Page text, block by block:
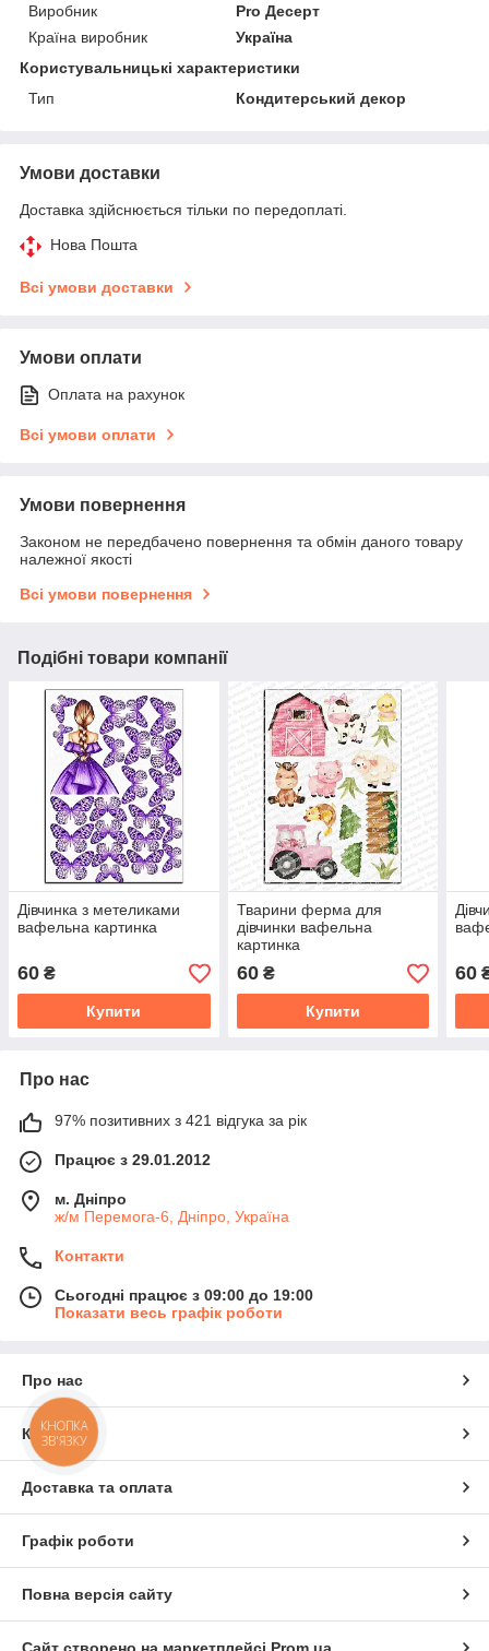
Виробник
Pro Десерт
Країна виробник
Україна
Користувальницькі характеристики
Тип
Кондитерський декор
Умови доставки
Доставка здійснюється тільки по передоплаті.
Нова Пошта
Всі умови доставки
Умови оплати
Оплата на рахунок
Всі умови оплати
Умови повернення
Законом не передбачено повернення та обмін даного товару
належної якості
Всі умови повернення
Подібні товари компанії
Дівчинка з метеликами
вафельна картинка
60 ₴
Купити
Тварини ферма для
дівчинки вафельна
картинка
60₴
Купити
60
Про нас
97% позитивних з 421 відгука за рік
Працює з 29.01.2012
м. Дніпро
ж/м Перемога-6, Дніпро, Україна
Контакти
Сьогодні працює з 09:00 до 19:00
Показати весь графік роботи
Про нас
Контакти
Доставка та оплата
Графік роботи
Повна версія сайту
КНОПКА
ЗВ'ЯЗКУ